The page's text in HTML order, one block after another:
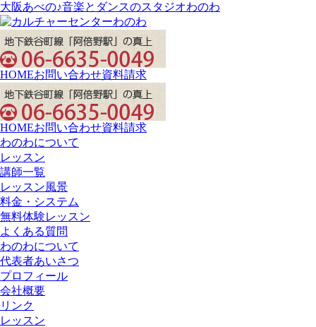
大阪あべの♪音楽とダンスのスタジオわのわ
HOMEお問い合わせ資料請求
HOMEお問い合わせ資料請求
わのわについて
レッスン
講師一覧
レッスン風景
料金・システム
無料体験レッスン
よくある質問
わのわについて
代表者あいさつ
プロフィール
会社概要
リンク
レッスン